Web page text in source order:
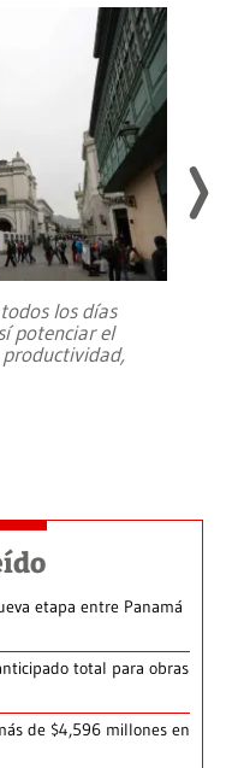
los días
potenciar el
etapa entre Panamá
total para obras
de $4,596 millones en